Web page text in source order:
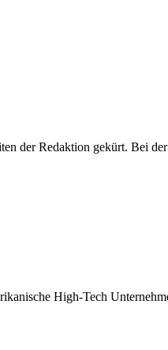
der Redaktion gekürt. Bei der
High-Tech